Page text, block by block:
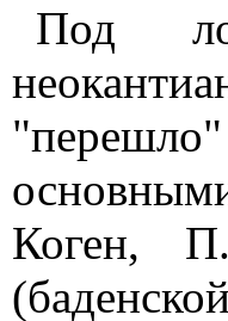
Под
Коген,